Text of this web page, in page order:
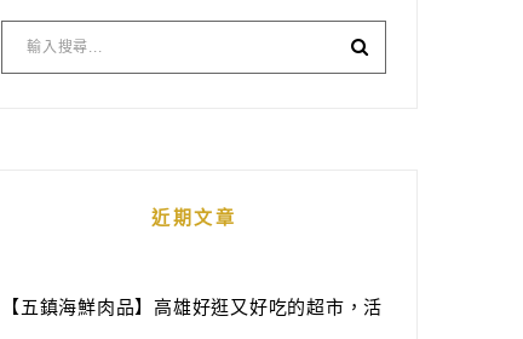
近期文章
【五鎮海鮮肉品】高雄好逛又好吃的超市，活